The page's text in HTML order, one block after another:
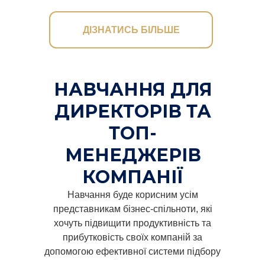
ДІЗНАТИСЬ БІЛЬШЕ
НАВЧАННЯ ДЛЯ
ДИРЕКТОРІВ ТА
ТОП-
МЕНЕДЖЕРІВ
КОМПАНІЇ
Навчання буде корисним усім
представникам бізнес-спільноти, які
хочуть підвищити продуктивність та
прибутковість своїх компаній за
допомогою ефективної системи підбору